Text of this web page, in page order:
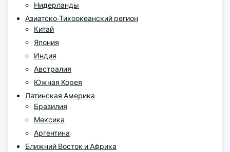
Нидерланды
Азиатско-Тихоокеанский регион
Китай
Япония
Индия
Австралия
Южная Корея
Латинская Америка
Бразилия
Мексика
Аргентина
Ближний Восток и Африка